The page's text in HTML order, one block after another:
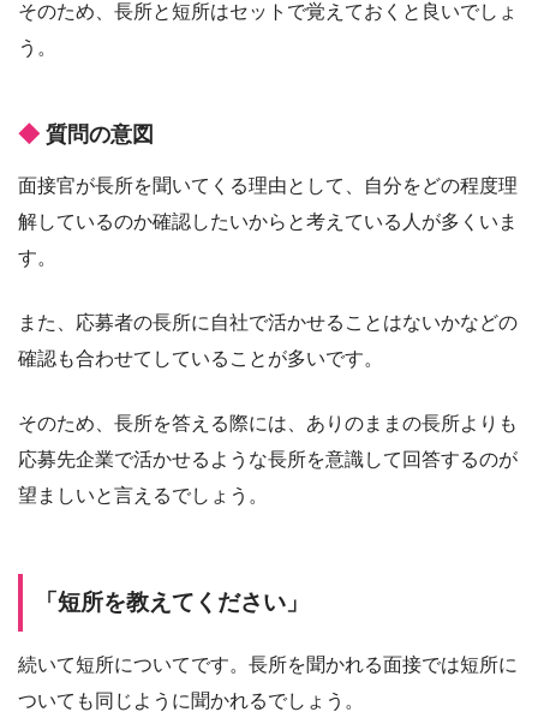
そのため、長所と短所はセットで覚えておくと良いでしょ
う。
質問の意図
面接官が長所を聞いてくる理由として、自分をどの程度理
解しているのか確認したいからと考えている人が多くいま
す。
また、応募者の長所に自社で活かせることはないかなどの
確認も合わせてしていることが多いです。
そのため、長所を答える際には、ありのままの長所よりも
応募先企業で活かせるような長所を意識して回答するのが
望ましいと言えるでしょう。
「短所を教えてください」
続いて短所についてです。長所を聞かれる面接では短所に
ついても同じように聞かれるでしょう。